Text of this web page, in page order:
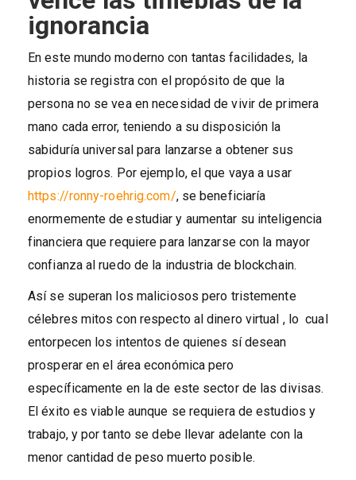
ignorancia
En este mundo moderno con tantas facilidades, la
historia se registra con el propósito de que la
persona no se vea en necesidad de vivir de primera
mano cada error, teniendo a su disposición la
sabiduría universal para lanzarse a obtener sus
propios logros. Por ejemplo, el que vaya a usar
https://ronny-roehrig.com/, se beneficiaría
enormemente de estudiar y aumentar su inteligencia
financiera que requiere para lanzarse con la mayor
confianza al ruedo de la industria de blockchain.
Así se superan los maliciosos pero tristemente
célebres mitos con respecto al dinero virtual , lo cual
entorpecen los intentos de quienes sí desean
prosperar en el área económica pero
específicamente en la de este sector de las divisas.
El éxito es viable aunque se requiera de estudios y
trabajo, y por tanto se debe llevar adelante con la
menor cantidad de peso muerto posible.